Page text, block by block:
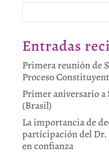
Entradas
Primera reunión de
Proceso
Primer aniversario a
(Brasil)
La importancia de
participación del
en confianza